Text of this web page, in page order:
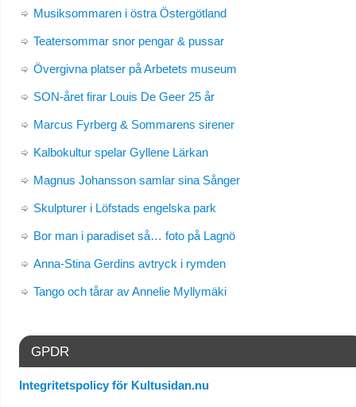
Musiksommaren i östra Östergötland
Teatersommar snor pengar & pussar
Övergivna platser på Arbetets museum
SON-året firar Louis De Geer 25 år
Marcus Fyrberg & Sommarens sirener
Kalbokultur spelar Gyllene Lärkan
Magnus Johansson samlar sina Sånger
Skulpturer i Löfstads engelska park
Bor man i paradiset så… foto på Lagnö
Anna-Stina Gerdins avtryck i rymden
Tango och tårar av Annelie Myllymäki
GPDR
Integritetspolicy för Kultusidan.nu